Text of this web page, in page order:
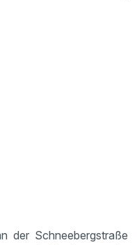
der Schneebergstraße